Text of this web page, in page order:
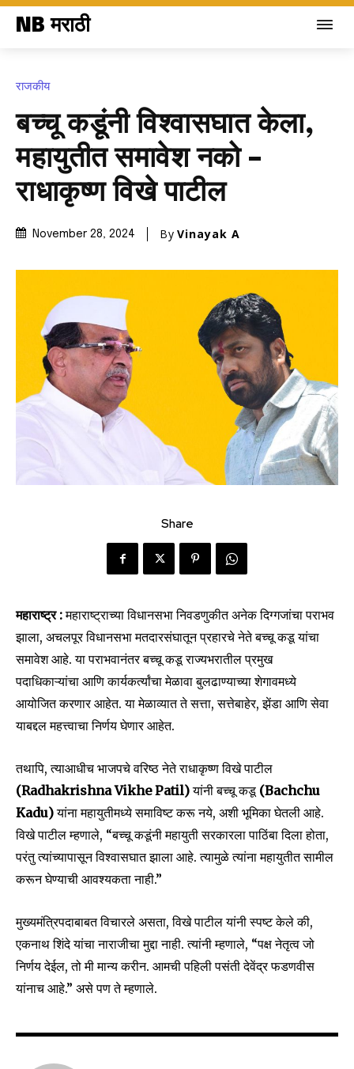
Join our community of
SUBSCRIBERS and be part of the
conversation.
To subscribe, simply enter your email address on our website
or click the subscribe button below. Don't worry, we respect
your privacy and won't spam your inbox. Your information is
safe with us.
NB मराठी
राजकीय
बच्चू कडूंनी विश्वासघात केला,
महायुतीत समावेश नको –
राधाकृष्ण विखे पाटील
November 28, 2024 By Vinayak A
Share
महाराष्ट्र :महाराष्ट्राच्या विधानसभा निवडणुकीत अनेक दिग्गजांचा पराभव
झाला, अचलपूर विधानसभा मतदारसंघातून प्रहारचे नेते बच्चू कडू यांचा
समावेश आहे. या पराभवानंतर बच्चू कडू राज्यभरातील प्रमुख
पदाधिकाऱ्यांचा आणि कार्यकर्त्यांचा मेळावा बुलढाण्याच्या शेगावमध्ये
आयोजित करणार आहेत. या मेळाव्यात ते सत्ता, सत्तेबाहेर, झेंडा आणि सेवा
याबद्दल महत्त्वाचा निर्णय घेणार आहेत.
तथापि, त्याआधीच भाजपचे वरिष्ठ नेते राधाकृष्ण विखे पाटील
(Radhakrishna Vikhe Patil)यांनी बच्चू कडू (Bachchu
Kadu)यांना महायुतीमध्ये समाविष्ट करू नये, अशी भूमिका घेतली आहे.
विखे पाटील म्हणाले, “बच्चू कडूंनी महायुती सरकारला पाठिंबा दिला होता,
परंतु त्यांच्यापासून विश्वासघात झाला आहे. त्यामुळे त्यांना महायुतीत सामील
करून घेण्याची आवश्यकता नाही.”
मुख्यमंत्रिपदाबाबत विचारले असता, विखे पाटील यांनी स्पष्ट केले की,
एकनाथ शिंदे यांचा नाराजीचा मुद्दा नाही. त्यांनी म्हणाले, “पक्ष नेतृत्व जो
निर्णय देईल, तो मी मान्य करीन. आमची पहिली पसंती देवेंद्र फडणवीस
यांनाच आहे.” असे पण ते म्हणाले.